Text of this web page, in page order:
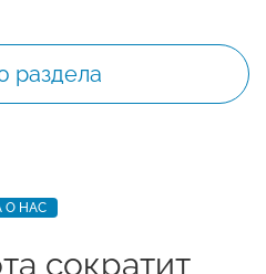
раздела
О НАС
сократит